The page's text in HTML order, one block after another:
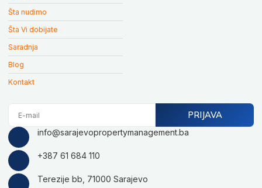
Šta nudimo
Šta Vi dobijate
Saradnja
Blog
Kontakt
E-
mail
PRIJAVA
info@sarajevopropertymanagement.ba
+387 61 684 110
Terezije bb, 71000 Sarajevo